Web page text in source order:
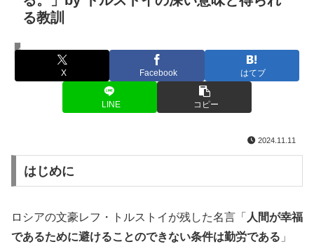
る教訓
名言・格言
X Facebook はてブ
LINE コピー
2024.11.11
はじめに
ロシアの文豪レフ・トルストイが残した名言「 人間が幸福
であるために避けることのできない条件は勤労である 」